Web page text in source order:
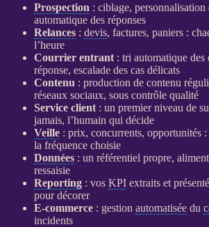
Prospection : ciblage, personnalisation
automatique des réponses
Relances: devis, factures, paniers :
l’heure
Courrier entrant: tri automatique des
réponse, escalade des cas délicats
Contenu : production de contenu
réseaux sociaux, sous contrôle qualité
Service client: un premier niveau de
jamais, l’humain qui décide
Veille: prix, concurrents, opportunités :
la fréquence choisie
Données: un référentiel propre,
ressaisie
Reporting: vos KPIextraits et
pour décorer
E-commerce: gestion automatiséedu
incidents